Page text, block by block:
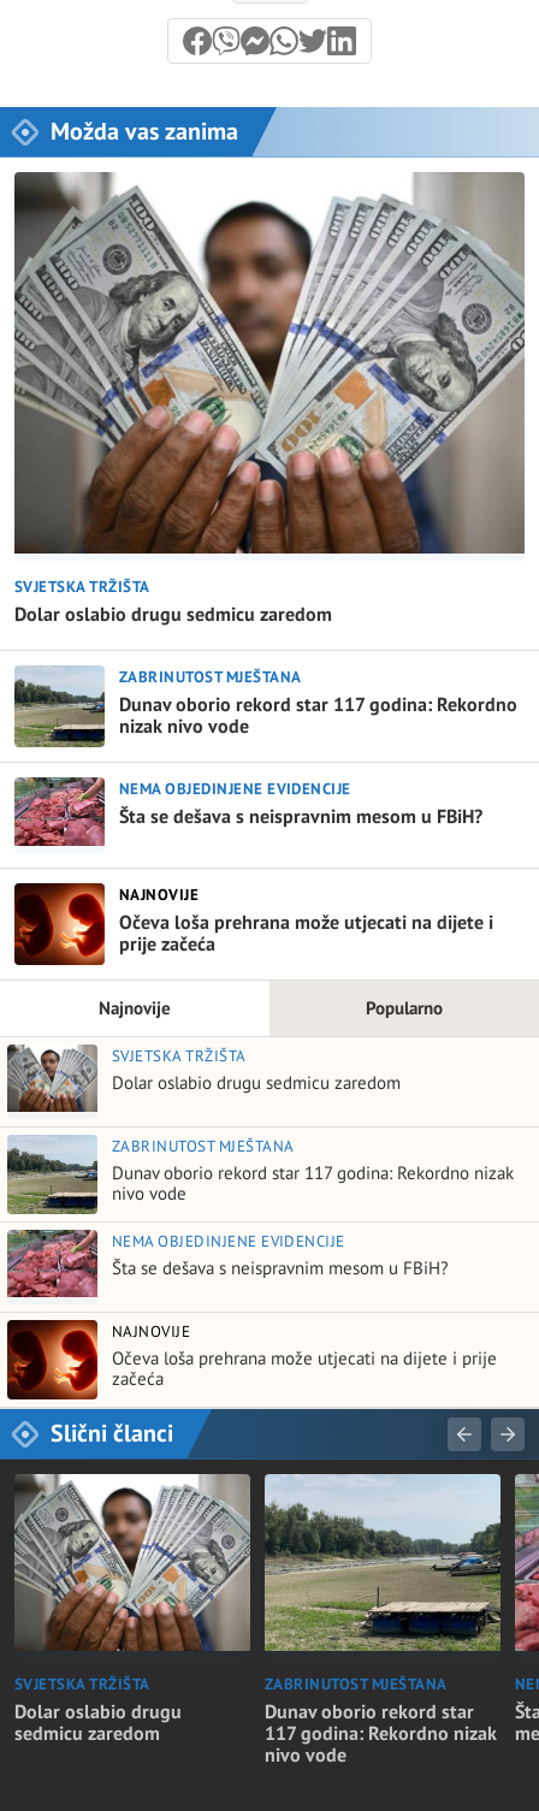
Možda vas zanima
SVJETSKA TRŽIŠTA
Dolar oslabio drugu sedmicu zaredom
ZABRINUTOST MJEŠTANA
Dunav oborio rekord star 117 godina: Rekordno
nizak nivo vode
NEMA OBJEDINJENE EVIDENCIJE
Šta se dešava s neispravnim mesom u FBiH?
NAJNOVIJE
Očeva loša prehrana može utjecati na dijete i
prije začeća
Najnovije Popularno
SVJETSKA TRŽIŠTA
Dolar oslabio drugu sedmicu zaredom
ZABRINUTOST MJEŠTANA
Dunav oborio rekord star 117 godina: Rekordno nizak
nivo vode
NEMA OBJEDINJENE EVIDENCIJE
Šta se dešava s neispravnim mesom u FBiH?
NAJNOVIJE
Očeva loša prehrana može utjecati na dijete i prije
začeća
Slični članci
SVJETSKA TRŽIŠTA
Dolar oslabio drugu
sedmicu zaredom
ZABRINUTOST MJEŠTANA
Dunav oborio rekord star
117 godina: Rekordno nizak
nivo vode